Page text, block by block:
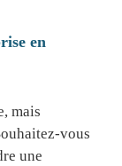
en
mais
vous
une